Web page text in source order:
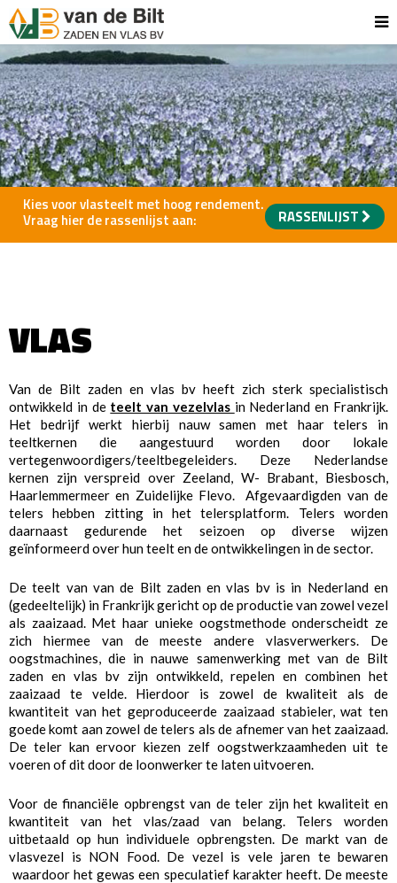
RASSENLIJST
Kies voor vlasteelt met hoog rendement.
Vraag hier de rassenlijst aan:
VLAS
Van de Bilt zaden en vlas bv heeft zich sterk specialistisch
ontwikkeld in de teelt van vezelvlas in Nederland en Frankrijk.
Het bedrijf werkt hierbij nauw samen met haar telers in
teeltkernen die aangestuurd worden door lokale
vertegenwoordigers/teeltbegeleiders. Deze Nederlandse
kernen zijn verspreid over Zeeland, W- Brabant, Biesbosch,
Haarlemmermeer en Zuidelijke Flevo. Afgevaardigden van de
telers hebben zitting in het telersplatform. Telers worden
daarnaast gedurende het seizoen op diverse wijzen
geïnformeerd over hun teelt en de ontwikkelingen in de sector.
De teelt van van de Bilt zaden en vlas bv is in Nederland en
(gedeeltelijk) in Frankrijk gericht op de productie van zowel vezel
als zaaizaad. Met haar unieke oogstmethode onderscheidt ze
zich hiermee van de meeste andere vlasverwerkers. De
oogstmachines, die in nauwe samenwerking met van de Bilt
zaden en vlas bv zijn ontwikkeld, repelen en combinen het
zaaizaad te velde. Hierdoor is zowel de kwaliteit als de
kwantiteit van het geproduceerde zaaizaad stabieler, wat ten
goede komt aan zowel de telers als de afnemer van het zaaizaad.
De teler kan ervoor kiezen zelf oogstwerkzaamheden uit te
voeren of dit door de loonwerker te laten uitvoeren.
Voor de financiële opbrengst van de teler zijn het kwaliteit en
kwantiteit van het vlas/zaad van belang. Telers worden
uitbetaald op hun individuele opbrengsten. De markt van de
vlasvezel is NON Food. De vezel is vele jaren te bewaren
waardoor het gewas een speculatief karakter heeft. De meeste